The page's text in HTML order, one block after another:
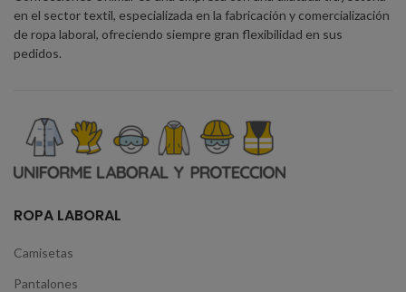
en el sector textil, especializada en la fabricación y comercialización
de ropa laboral, ofreciendo siempre gran flexibilidad en sus
pedidos.
ROPA LABORAL
Camisetas
Pantalones